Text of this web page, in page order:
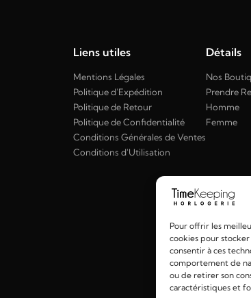
Pour offrir les
cookies pour
consentir à ces
comportement de
ou de retirer son
caractéristiques et
Liens utiles
Mentions Légales
Politique d'Expédition
Politique de Retour
Politique de Confidentialité
Conditions Générales de Ventes
Conditions d'Utilisation
Détails
Nos
Prendre
Homme
Femme